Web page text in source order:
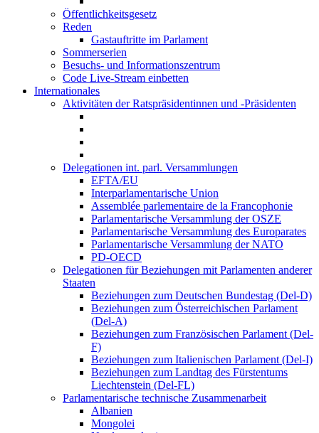
Öffentlichkeitsgesetz
Reden
Gastauftritte im Parlament
Sommerserien
Besuchs- und Informationszentrum
Code Live-Stream einbetten
Internationales
Aktivitäten der Ratspräsidentinnen und -Präsidenten
Delegationen int. parl. Versammlungen
EFTA/EU
Interparlamentarische Union
Assemblée parlementaire de la Francophonie
Parlamentarische Versammlung der OSZE
Parlamentarische Versammlung des Europarates
Parlamentarische Versammlung der NATO
PD-OECD
Delegationen für Beziehungen mit Parlamenten anderer
Staaten
Beziehungen zum Deutschen Bundestag (Del-D)
Beziehungen zum Österreichischen Parlament
(Del-A)
Beziehungen zum Französischen Parlament (Del-
F)
Beziehungen zum Italienischen Parlament (Del-I)
Beziehungen zum Landtag des Fürstentums
Liechtenstein (Del-FL)
Parlamentarische technische Zusammenarbeit
Albanien
Mongolei